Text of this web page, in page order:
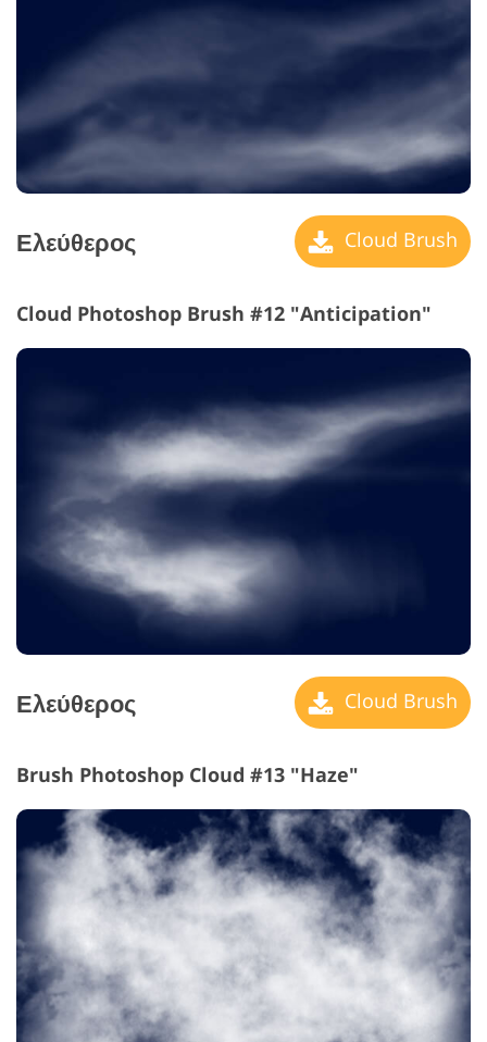
Ελεύθερος Cloud Brush
Cloud Photoshop Brush #12 "Anticipation"
Ελεύθερος Cloud Brush
Brush Photoshop Cloud #13 "Haze"